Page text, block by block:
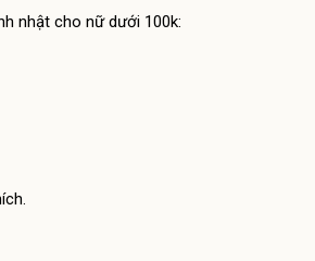
nhật cho nữ dưới 100k: